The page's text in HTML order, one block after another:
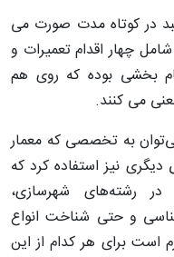
در کوتاه مدت صورت می
چهار اقدام تعمیرات و
بخشی بوده که روی هم
می کنند.
به تخصصی که معمار
دیگری نیز استفاده کرد که
رشته‌های شهرسازی،
و حتی شناخت انواع
است برای هر کدام از این